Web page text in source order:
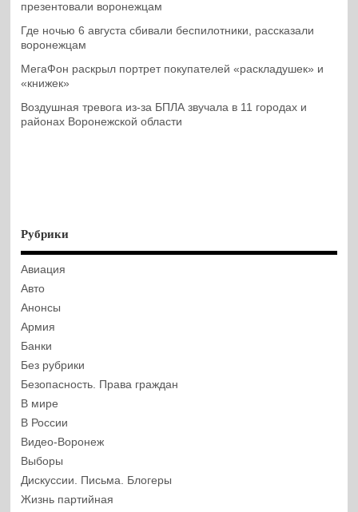
презентовали воронежцам
Где ночью 6 августа сбивали беспилотники, рассказали
воронежцам
МегаФон раскрыл портрет покупателей «раскладушек» и
«книжек»
Воздушная тревога из-за БПЛА звучала в 11 городах и
районах Воронежской области
Рубрики
Авиация
Авто
Анонсы
Армия
Банки
Без рубрики
Безопасность. Права граждан
В мире
В России
Видео-Воронеж
Выборы
Дискуссии. Письма. Блогеры
Жизнь партийная